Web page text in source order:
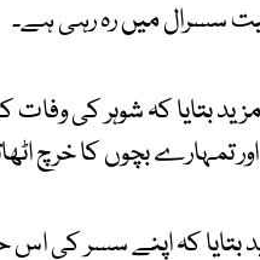
سسرال میں رہ رہی ہے۔
بتایا کہ شوہر کی
تمہارے بچوں کا خرچ
بتایا کہ اپنے سسر کی